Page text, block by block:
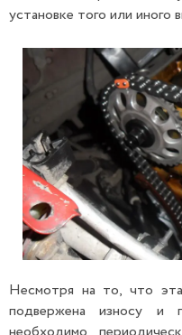
установке того или иного
Несмотря на то, что
подвержена износу и